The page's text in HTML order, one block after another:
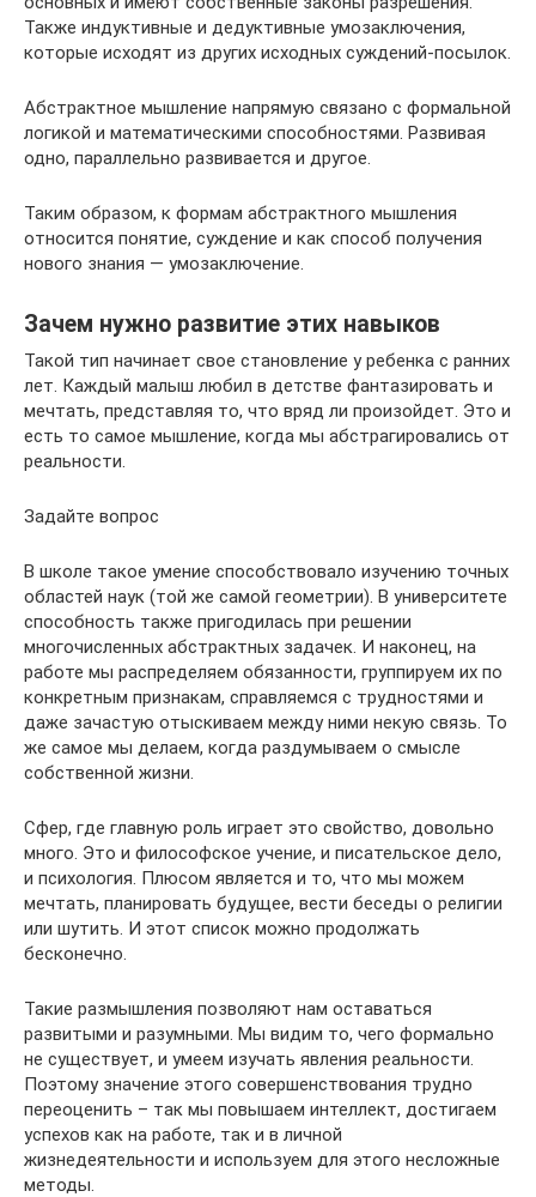
Также индуктивные и дедуктивные умозаключения,
которые исходят из других исходных суждений-посылок.
Абстрактное мышление напрямую связано с формальной
логикой и математическими способностями. Развивая
одно, параллельно развивается и другое.
Таким образом, к формам абстрактного мышления
относится понятие, суждение и как способ получения
нового знания — умозаключение.
Зачем нужно развитие этих навыков
Такой тип начинает свое становление у ребенка с ранних
лет. Каждый малыш любил в детстве фантазировать и
мечтать, представляя то, что вряд ли произойдет. Это и
есть то самое мышление, когда мы абстрагировались от
реальности.
Задайте вопрос
В школе такое умение способствовало изучению точных
областей наук (той же самой геометрии). В университете
способность также пригодилась при решении
многочисленных абстрактных задачек. И наконец, на
работе мы распределяем обязанности, группируем их по
конкретным признакам, справляемся с трудностями и
даже зачастую отыскиваем между ними некую связь. То
же самое мы делаем, когда раздумываем о смысле
собственной жизни.
Сфер, где главную роль играет это свойство, довольно
много. Это и философское учение, и писательское дело,
и психология. Плюсом является и то, что мы можем
мечтать, планировать будущее, вести беседы о религии
или шутить. И этот список можно продолжать
бесконечно.
Такие размышления позволяют нам оставаться
развитыми и разумными. Мы видим то, чего формально
не существует, и умеем изучать явления реальности.
Поэтому значение этого совершенствования трудно
переоценить – так мы повышаем интеллект, достигаем
успехов как на работе, так и в личной
жизнедеятельности и используем для этого несложные
методы.